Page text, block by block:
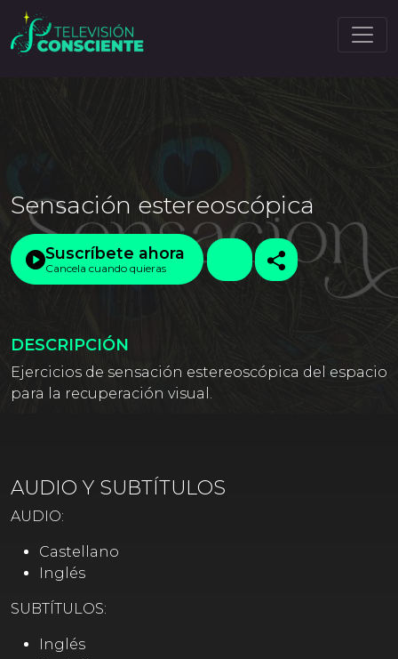
Sensación estereoscópica
Suscríbete ahora
Cancela cuando quieras
DESCRIPCIÓN
Ejercicios de sensación estereoscópica del espacio
para la recuperación visual.
AUDIO Y SUBTÍTULOS
AUDIO:
Castellano
Inglés
SUBTÍTULOS:
Inglés